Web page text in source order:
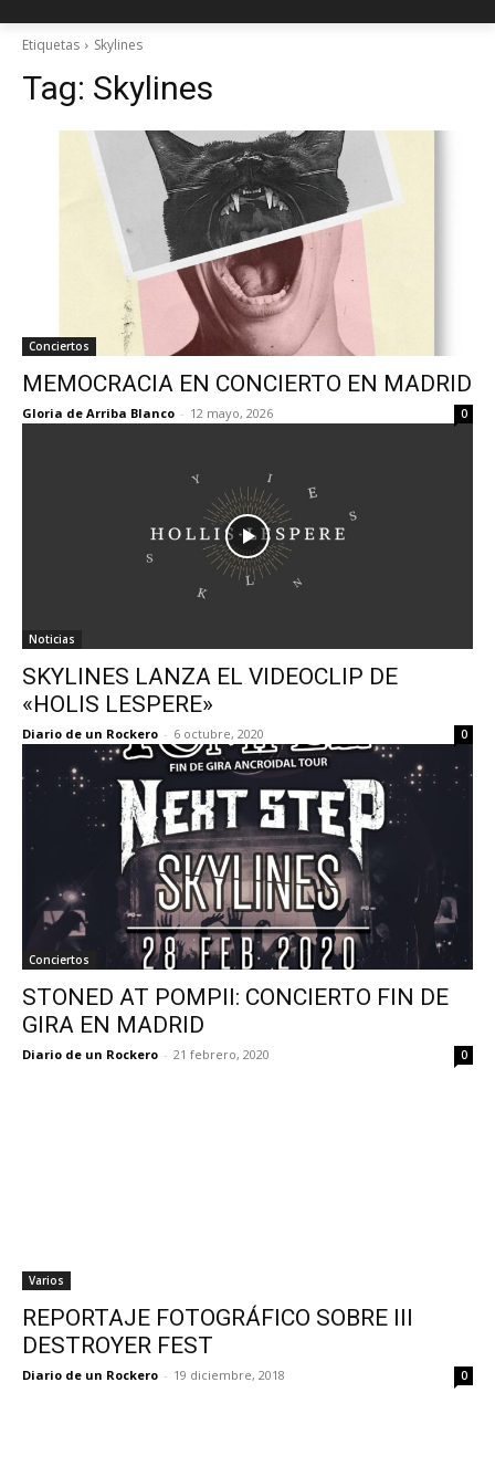
Etiquetas Skylines
Tag: Skylines
Conciertos
MEMOCRACIA EN CONCIERTO EN MADRID
Gloria de Arriba Blanco - 12 mayo, 2026 0
Noticias
SKYLINES LANZA EL VIDEOCLIP DE
«HOLIS LESPERE»
Diario de un Rockero - 6 octubre, 2020 0
Conciertos
STONED AT POMPII: CONCIERTO FIN DE
GIRA EN MADRID
Diario de un Rockero - 21 febrero, 2020 0
Varios
REPORTAJE FOTOGRÁFICO SOBRE III
DESTROYER FEST
Diario de un Rockero - 19 diciembre, 2018 0